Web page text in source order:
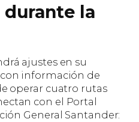
la
ajustes en su
información de
operar cuatro rutas
con el Portal
General Santander: